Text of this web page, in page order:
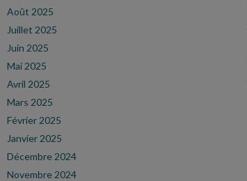
Août 2025
Juillet 2025
Juin 2025
Mai 2025
Avril 2025
Mars 2025
Février 2025
Janvier 2025
Décembre 2024
Novembre 2024